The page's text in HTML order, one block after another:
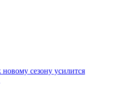
сезону усилится